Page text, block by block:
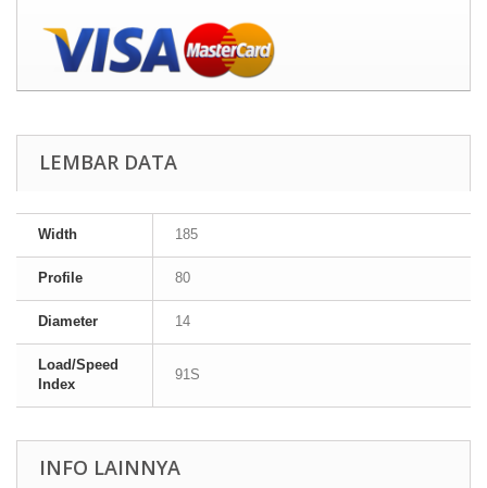
LEMBAR DATA
Width 185
Profile 80
Diameter 14
Load/Speed
Index
91S
INFO LAINNYA